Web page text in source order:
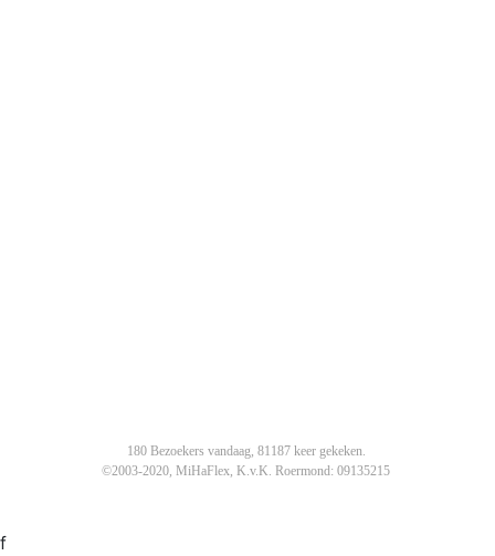
180 Bezoekers vandaag, 81187 keer gekeken.
©2003-2020, MiHaFlex, K.v.K. Roermond: 09135215
f